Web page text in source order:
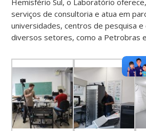
serviços de consultoria e atua em
universidades, centros de pesquisa
diversos setores, como a Petrobras